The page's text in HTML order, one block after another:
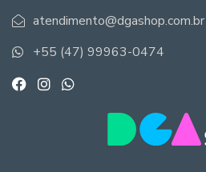
atendimento@dgashop.com.br
+55 (47) 99963-0474